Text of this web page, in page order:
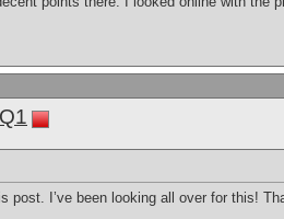
post. I’ve been looking all over for this!